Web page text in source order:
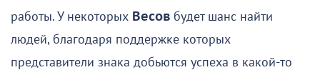
работы. У некоторых Весов будет шанс найти
людей, благодаря поддержке которых
представители знака добьются успеха в какой-то